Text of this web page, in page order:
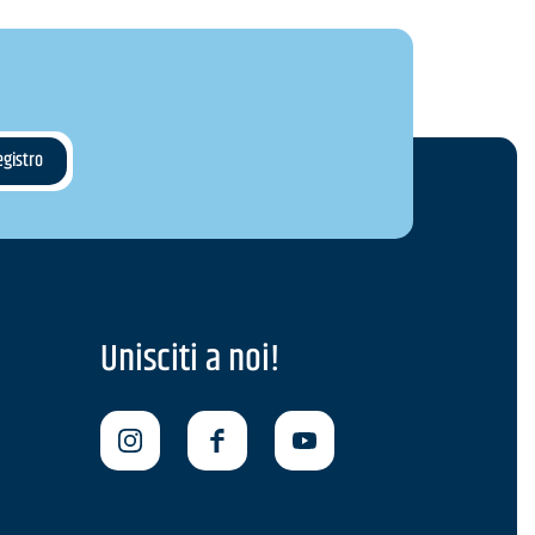
Unisciti a noi!